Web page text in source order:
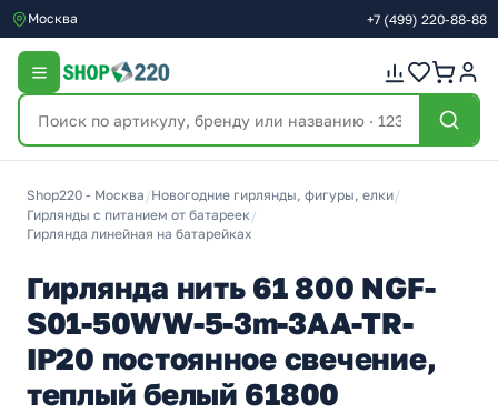
Москва +7 (499) 220-88-88
Shop220 - Москва /Новогодние гирлянды, фигуры, елки/
Гирлянды с питанием от батареек/
Гирлянда линейная на батарейках
Гирлянда нить 61 800 NGF-
S01-50WW-5-3m-3AA-TR-
IP20 постоянное свечение,
теплый белый 61800